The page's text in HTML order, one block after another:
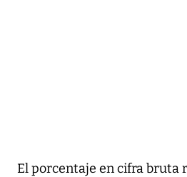
El porcentaje en cifra bruta